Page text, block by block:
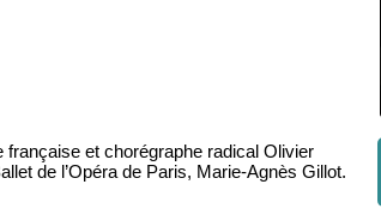
et chorégraphe radical Olivier
de l’Opéra de Paris, Marie-Agnès Gillot.